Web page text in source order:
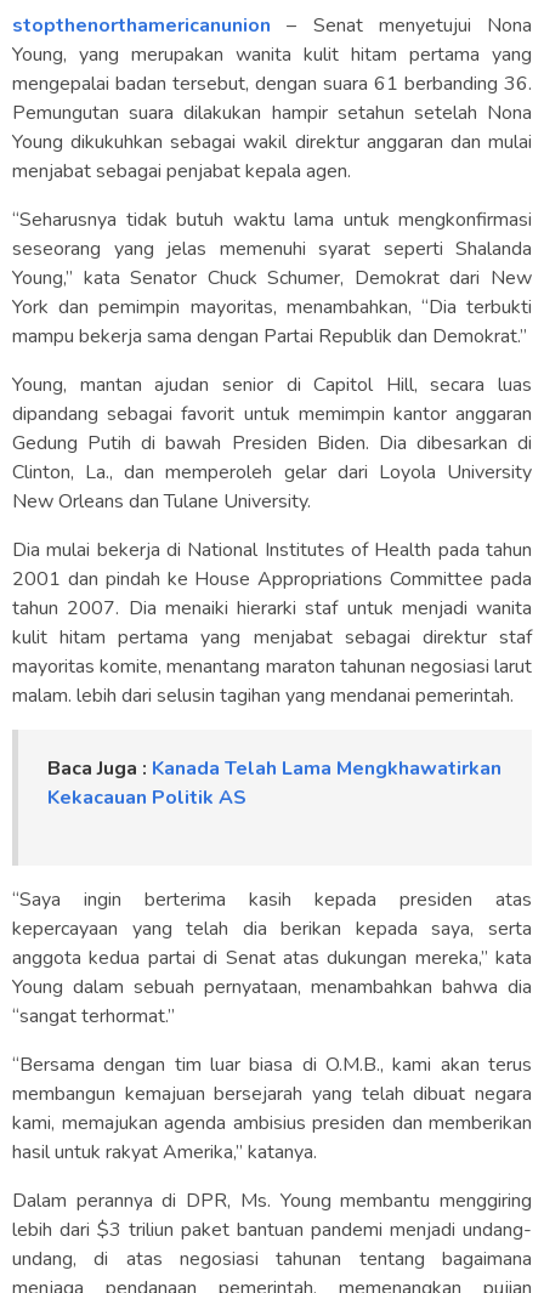
stopthenorthamericanunion
– Senat menyetujui Nona
Young, yang merupakan wanita kulit hitam pertama yang
mengepalai badan tersebut, dengan suara 61 berbanding 36.
Pemungutan suara dilakukan hampir setahun setelah Nona
Young dikukuhkan sebagai wakil direktur anggaran dan mulai
menjabat sebagai penjabat kepala agen.
“Seharusnya tidak butuh waktu lama untuk mengkonfirmasi
seseorang yang jelas memenuhi syarat seperti Shalanda
Young,” kata Senator Chuck Schumer, Demokrat dari New
York dan pemimpin mayoritas, menambahkan, “Dia terbukti
mampu bekerja sama dengan Partai Republik dan Demokrat.”
Young, mantan ajudan senior di Capitol Hill, secara luas
dipandang sebagai favorit untuk memimpin kantor anggaran
Gedung Putih di bawah Presiden Biden. Dia dibesarkan di
Clinton, La., dan memperoleh gelar dari Loyola University
New Orleans dan Tulane University.
Dia mulai bekerja di National Institutes of Health pada tahun
2001 dan pindah ke House Appropriations Committee pada
tahun 2007. Dia menaiki hierarki staf untuk menjadi wanita
kulit hitam pertama yang menjabat sebagai direktur staf
mayoritas komite, menantang maraton tahunan negosiasi larut
malam. lebih dari selusin tagihan yang mendanai pemerintah.
Baca Juga : Kanada Telah Lama Mengkhawatirkan
Kekacauan Politik AS
“Saya ingin berterima kasih kepada presiden atas
kepercayaan yang telah dia berikan kepada saya, serta
anggota kedua partai di Senat atas dukungan mereka,” kata
Young dalam sebuah pernyataan, menambahkan bahwa dia
“sangat terhormat.”
“Bersama dengan tim luar biasa di O.M.B., kami akan terus
membangun kemajuan bersejarah yang telah dibuat negara
kami, memajukan agenda ambisius presiden dan memberikan
hasil untuk rakyat Amerika,” katanya.
Dalam perannya di DPR, Ms. Young membantu menggiring
lebih dari $3 triliun paket bantuan pandemi menjadi undang-
undang, di atas negosiasi tahunan tentang bagaimana